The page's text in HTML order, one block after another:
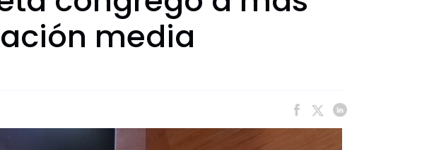
media